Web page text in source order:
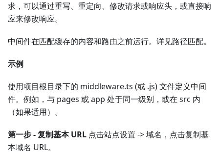
求，可以通过重写、重定向、修改请求或响应头，或直接响
应来修改响应。
中间件在匹配缓存的内容和路由之前运行。详见路径匹配。
示例
使用项目根目录下的 middleware.ts (或 .js) 文件定义中间
件。例如，与 pages 或 app 处于同一级别，或在 src 内
（如果适用）。
第一步 - 复制基本 URL 点击站点设置 -> 域名，点击复制基
本域名 URL。